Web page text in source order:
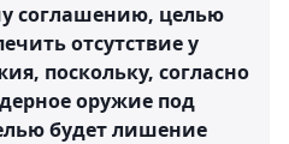
соглашению, целью
отсутствие у
поскольку, согласно
оружие под
будет лишение